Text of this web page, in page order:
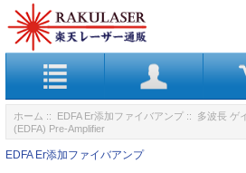
ホーム :: EDFA Er添加ファイバアンプ :: 多波長 ゲ
(EDFA) Pre-Amplifier
EDFA Er添加ファイバアンプ